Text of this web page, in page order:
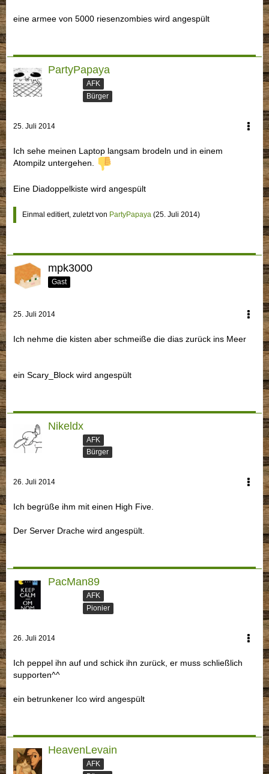
eine armee von 5000 riesenzombies wird angespült
PartyPapaya
AFK
Bürger
25. Juli 2014
Ich sehe meinen Laptop langsam brodeln und in einem
Atompilz untergehen.
Eine Diadoppelkiste wird angespült
Einmal editiert, zuletzt von PartyPapaya (25. Juli 2014)
mpk3000
Gast
25. Juli 2014
Ich nehme die kisten aber schmeiße die dias zurück ins Meer
ein Scary_Block wird angespült
Nikeldx
AFK
Bürger
26. Juli 2014
Ich begrüße ihm mit einen High Five.
Der Server Drache wird angespült.
PacMan89
AFK
Pionier
26. Juli 2014
Ich peppel ihn auf und schick ihn zurück, er muss schließlich
supporten^^
ein betrunkener Ico wird angespült
HeavenLevain
AFK